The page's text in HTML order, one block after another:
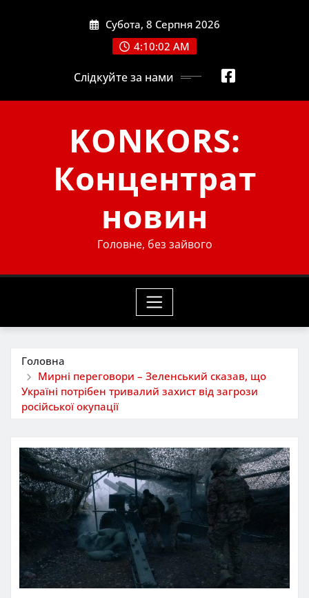
Субота, 8 Серпня 2026
4:10:03 AM
Слідкуйте за нами
KONKORS:
Концентрат
новин
Головне, без зайвого
Головна
Мирні переговори – Зеленський сказав, що
Україні потрібен тривалий захист від загрози
російської окупації